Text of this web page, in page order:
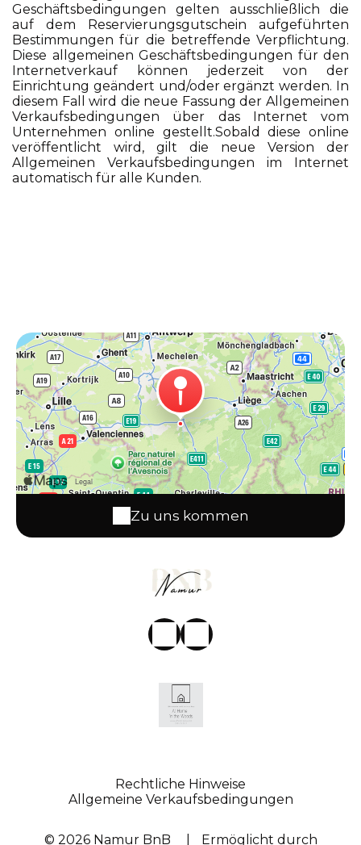
Geschäftsbedingungen gelten ausschließlich die
auf dem Reservierungsgutschein aufgeführten
Bestimmungen für die betreffende Verpflichtung.
Diese allgemeinen Geschäftsbedingungen für den
Internetverkauf können jederzeit von der
Einrichtung geändert und/oder ergänzt werden. In
diesem Fall wird die neue Fassung der Allgemeinen
Verkaufsbedingungen über das Internet vom
Unternehmen online gestellt.Sobald diese online
veröffentlicht wird, gilt die neue Version der
Allgemeinen Verkaufsbedingungen im Internet
automatisch für alle Kunden.
Zu uns kommen
Rechtliche Hinweise
Allgemeine Verkaufsbedingungen
© 2026 Namur BnB Ermöglicht durch